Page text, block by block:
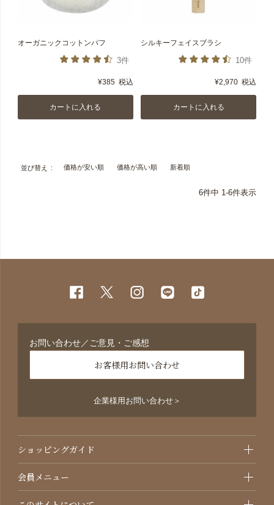
オーガニックコットンパフ
3件
¥385 税込
カートに入れる
シルキーフェイスブラシ
10件
¥2,970 税込
カートに入れる
並び替え 価格が安い順 価格が高い順 新着順
6件中 1-6件表示
お問い合わせ／ご意見・ご感想
お客様用お問い合わせ
企業様用お問い合わせ＞
ショッピングガイド
会員メニュー